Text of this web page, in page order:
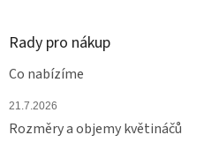
Rady pro nákup
Co nabízíme
21.7.2026
Rozměry a objemy květináčů